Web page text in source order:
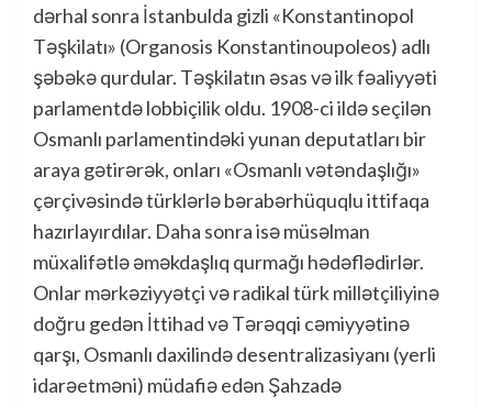
dərhal sonra İstanbulda gizli «Konstantinopol
Təşkilatı» (Organosis Konstantinoupoleos) adlı
şəbəkə qurdular. Təşkilatın əsas və ilk fəaliyyəti
parlamentdə lobbiçilik oldu. 1908-ci ildə seçilən
Osmanlı parlamentindəki yunan deputatları bir
araya gətirərək, onları «Osmanlı vətəndaşlığı»
çərçivəsində türklərlə bərabərhüquqlu ittifaqa
hazırlayırdılar. Daha sonra isə müsəlman
müxalifətlə əməkdaşlıq qurmağı hədəflədirlər.
Onlar mərkəziyyətçi və radikal türk millətçiliyinə
doğru gedən İttihad və Tərəqqi cəmiyyətinə
qarşı, Osmanlı daxilində desentralizasiyanı (yerli
idarəetməni) müdafiə edən Şahzadə